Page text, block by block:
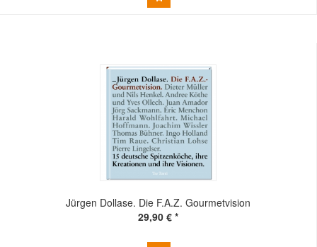
Jürgen Dollase. Die F.A.Z. Gourmetvision
29,90 € *